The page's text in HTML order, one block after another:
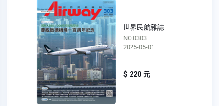
世界民航雜誌
NO.0303
2025-05-01
$ 220 元